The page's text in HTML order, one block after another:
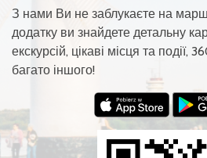
З нами Ви не заблукаєте на
додатку ви знайдете детальну
екскурсій, цікаві місця та події,
багато іншого!